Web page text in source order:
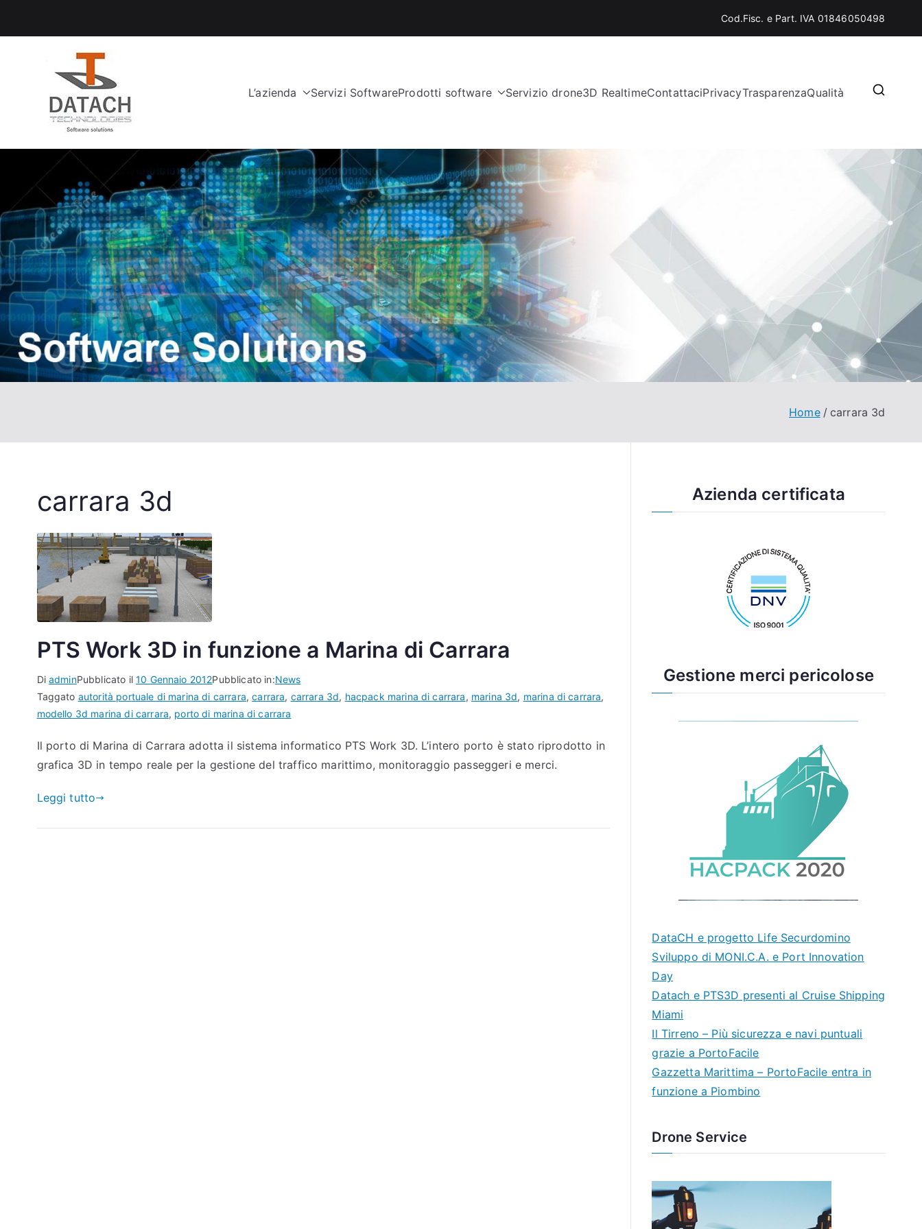
Cod.Fisc. e Part. IVA 01846050498
L’azienda Servizi SoftwareProdotti software Servizio drone3D RealtimeContattaciPrivacyTrasparenzaQualità
Home carrara 3d
carrara 3d
PTS Work 3D in funzione a Marina di Carrara
Di adminPubblicato il10 Gennaio 2012Pubblicato in:News
Taggato autorità portuale di marina di carrara,carrara, carrara 3d, hacpack marina di carrara, marina 3d, marina di carrara,
modello 3d marina di carrara, porto di marina di carrara
Il porto di Marina di Carrara adotta il sistema informatico PTS Work 3D. L’intero porto è stato riprodotto in
grafica 3D in tempo reale per la gestione del traffico marittimo, monitoraggio passeggeri e merci.
Leggi tutto
Azienda certificata
Gestione merci pericolose
DataCH e progetto Life Securdomino
Sviluppo di MONI.C.A. e Port Innovation
Day
Datach e PTS3D presenti al Cruise Shipping
Miami
Il Tirreno – Più sicurezza e navi puntuali
grazie a PortoFacile
Gazzetta Marittima – PortoFacile entra in
funzione a Piombino
Drone Service